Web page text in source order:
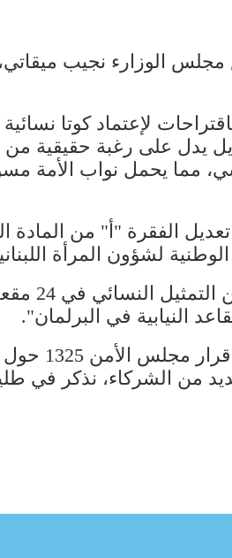
الوزارء نجيب
لإعتماد كوتا
يدل على رغبة حقيقية
مما يحمل نواب الأمة
الفقرة "أ" من المادة
لقد حرصنا
النيابية في البرلمان".
واكدت أنه
من الشركاء، نذكر في